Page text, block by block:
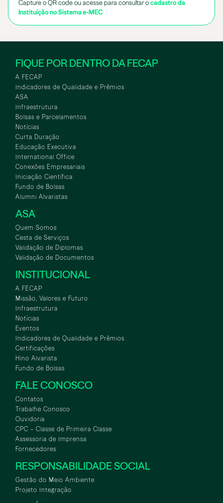
Capture o QR code ou acesse para consultar o cadastro da
Instituição no Sistema e-MEC
FIQUE POR DENTRO DA FECAP
A FECAP
Indicadores de Qualidade e Prêmios
ASA
Infraestrutura
Bolsas e Parcelamentos
Notícias
Curta Duração
Educação Executiva
International Office
Conexões Empresariais
Iniciação Científica
Fundo de Bolsas
Alumni Alvaristas
ASA
Quem Somos
Cesta de Serviços
Validação de Diplomas
Validação de Documentos
INSTITUCIONAL
A FECAP
Missão, Valores e Futuro
Infraestrutura
Notícias
Eventos
Indicadores de Qualidade e Prêmios
Certificações
Hino Alvarista
Fundo de Bolsas
FALE CONOSCO
Contatos
Trabalhe Conosco
Ouvidoria
CPC – Classe de Primeira Classe
Assessoria de Imprensa
Fornecedores
RESPONSABILIDADE SOCIAL
Gestão do Meio Ambiente
Projeto Integração